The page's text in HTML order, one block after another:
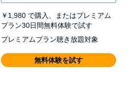
￥1,980 で購入、またはプレミアム
プラン30日間無料体験で試す
プレミアムプラン聴き放題対象
無料体験を試す